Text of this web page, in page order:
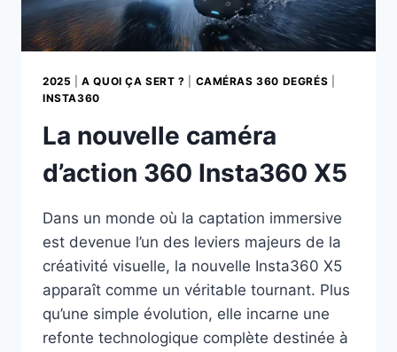
2025 |A QUOI ÇA SERT ? CAMÉRAS 360 DEGRÉS
INSTA360
La nouvelle caméra
d’action 360 Insta360 X5
Dans un monde où la captation immersive
est devenue l’un des leviers majeurs de la
créativité visuelle, la nouvelle Insta360 X5
apparaît comme un véritable tournant. Plus
qu’une simple évolution, elle incarne une
refonte technologique complète destinée à